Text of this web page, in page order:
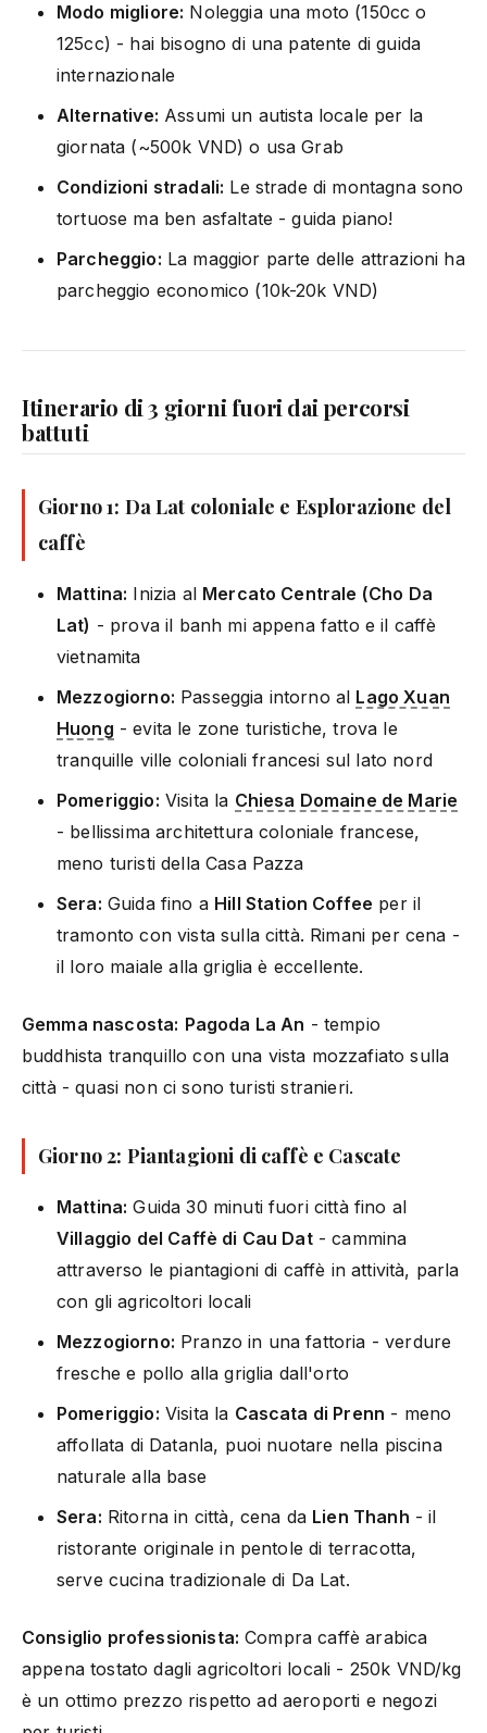
Modo migliore: Noleggia una moto (150cc o
125cc) - hai bisogno di una patente di guida
internazionale
Alternative: Assumi un autista locale per la
giornata (~500k VND) o usa Grab
Condizioni stradali: Le strade di montagna sono
tortuose ma ben asfaltate - guida piano!
Parcheggio: La maggior parte delle attrazioni ha
parcheggio economico (10k-20k VND)
Itinerario di 3 giorni fuori dai percorsi
battuti
Giorno 1: Da Lat coloniale e Esplorazione del
caffè
Mattina: Inizia al Mercato Centrale (Cho Da
Lat) - prova il banh mi appena fatto e il caffè
vietnamita
Mezzogiorno: Passeggia intorno al Lago Xuan
Huong - evita le zone turistiche, trova le
tranquille ville coloniali francesi sul lato nord
Pomeriggio: Visita la Chiesa Domaine de Marie
- bellissima architettura coloniale francese,
meno turisti della Casa Pazza
Sera: Guida fino a Hill Station Coffee per il
tramonto con vista sulla città. Rimani per cena -
il loro maiale alla griglia è eccellente.
Gemma nascosta: Pagoda La An - tempio
buddhista tranquillo con una vista mozzafiato sulla
città - quasi non ci sono turisti stranieri.
Giorno 2: Piantagioni di caffè e Cascate
Mattina: Guida 30 minuti fuori città fino al
Villaggio del Caffè di Cau Dat- cammina
attraverso le piantagioni di caffè in attività, parla
con gli agricoltori locali
Mezzogiorno: Pranzo in una fattoria - verdure
fresche e pollo alla griglia dall'orto
Pomeriggio: Visita la Cascata di Prenn - meno
affollata di Datanla, puoi nuotare nella piscina
naturale alla base
Sera: Ritorna in città, cena da Lien Thanh - il
ristorante originale in pentole di terracotta,
serve cucina tradizionale di Da Lat.
Consiglio professionista: Compra caffè arabica
appena tostato dagli agricoltori locali - 250k VND/kg
è un ottimo prezzo rispetto ad aeroporti e negozi